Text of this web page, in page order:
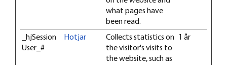
what pages have
been read.
_hjSession
User_#
Hotjar
Collects statistics on
the visitor's visits to
the website, such as
1 år